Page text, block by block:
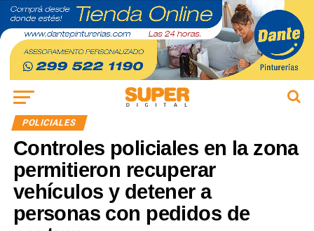
POLICIALES
Controles policiales en la zona
permitieron recuperar
vehículos y detener a
personas con pedidos de